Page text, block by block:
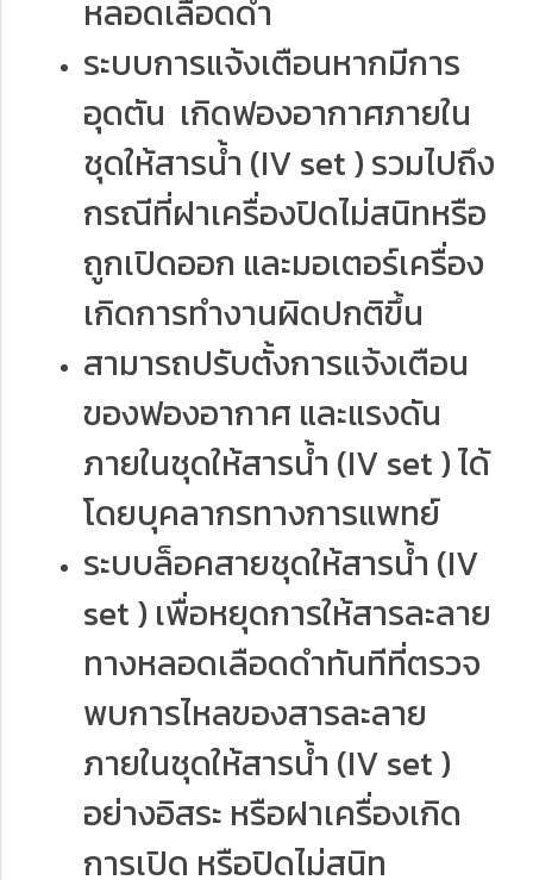
หลอดเลือดดำ
ระบบการแจ้งเตือนหากมีการ
อุดตัน เกิดฟองอากาศภายใน
ชุดให้สารน้ำ (IV set ) รวมไปถึง
กรณีที่ฝาเครื่องปิดไม่สนิทหรือ
ถูกเปิดออก และมอเตอร์เครื่อง
เกิดการทำงานผิดปกติขึ้น
สามารถปรับตั้งการแจ้งเตือน
ของฟองอากาศ และแรงดัน
ภายในชุดให้สารน้ำ (IV set ) ได้
โดยบุคลากรทางการแพทย์
ระบบล็อคสายชุดให้สารน้ำ (IV
set ) เพื่อหยุดการให้สารละลาย
ทางหลอดเลือดดำทันทีที่ตรวจ
พบการไหลของสารละลาย
ภายในชุดให้สารน้ำ (IV set )
อย่างอิสระ หรือฝาเครื่องเกิด
การเปิด หรือปิดไม่สนิท